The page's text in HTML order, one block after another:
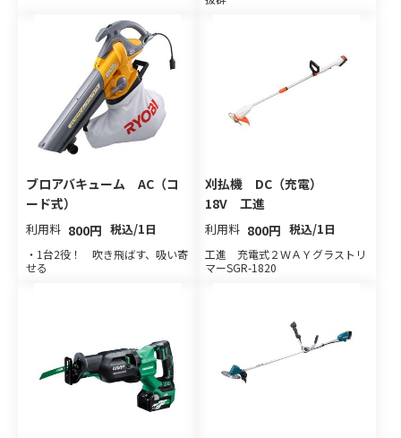
ブロアバキューム AC（コ
ード式）
利用料 800円 税込/1日
・1台2役！ 吹き飛ばす、吸い寄
せる
刈払機 DC（充電）
18V 工進
利用料 800円 税込/1日
工進 充電式２ＷＡＹグラストリ
マーSGR-1820